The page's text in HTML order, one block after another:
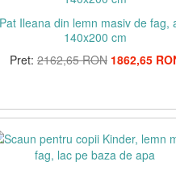
Pat Ileana din lemn masiv de fag,
140x200 cm
Pret: 2162,65 RON 1862,65